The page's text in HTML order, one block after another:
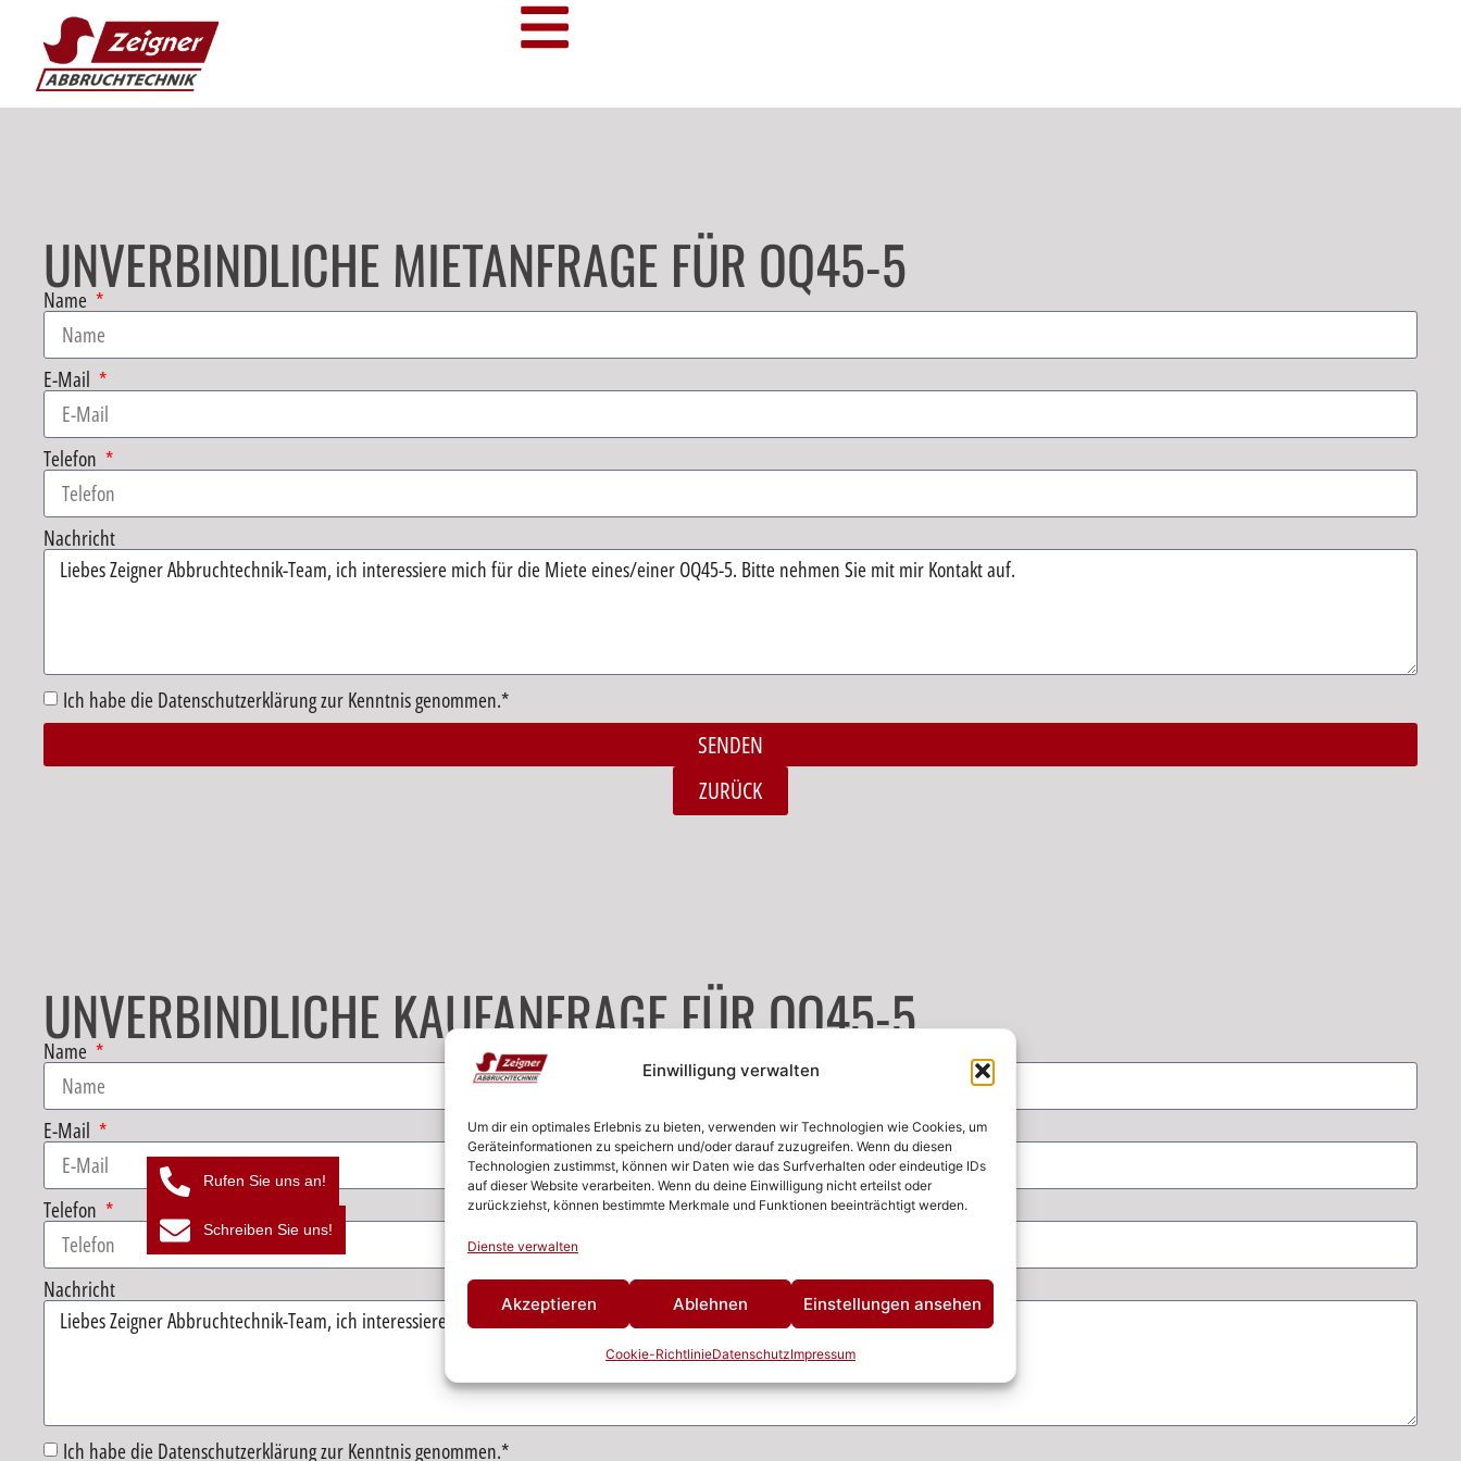
Einwilligung verwalten
Um dir ein optimales Erlebnis zu bieten, verwenden wir Technologien wie Cookies, um
Geräteinformationen zu speichern und/oder darauf zuzugreifen. Wenn du diesen
Technologien zustimmst, können wir Daten wie das Surfverhalten oder eindeutige IDs
auf dieser Website verarbeiten. Wenn du deine Einwilligung nicht erteilst oder
zurückziehst, können bestimmte Merkmale und Funktionen beeinträchtigt werden.
Dienste verwalten
Akzeptieren Ablehnen Einstellungen ansehen
Cookie-RichtlinieDatenschutzImpressum
UNVERBINDLICHE MIETANFRAGE FÜR OQ45-5
Name
E-Mail
Telefon
Nachricht
Ich habe die Datenschutzerklärung zur Kenntnis genommen.*
SENDEN
ZURÜCK
UNVERBINDLICHE KAUFANFRAGE FÜR OQ45-5
Name
E-Mail
Telefon
Nachricht
Ich habe die Datenschutzerklärung zur Kenntnis genommen.*
Rufen Sie uns an!
Schreiben Sie uns!